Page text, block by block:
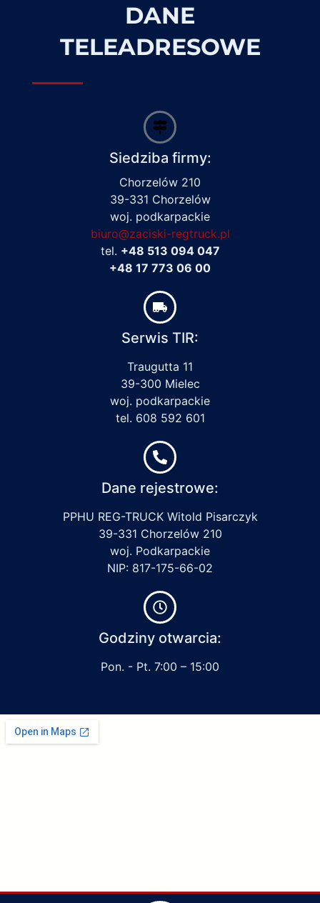
DANE
TELEADRESOWE
Siedziba firmy:
Chorzelów 210
39-331 Chorzelów
woj. podkarpackie
biuro@zaciski-regtruck.pl
tel. +48 513 094 047
+48 17 773 06 00
Serwis TIR:
Traugutta 11
39-300 Mielec
woj. podkarpackie
tel. 608 592 601
Dane rejestrowe:
PPHU REG-TRUCK Witold Pisarczyk
39-331 Chorzelów 210
woj. Podkarpackie
NIP: 817-175-66-02
Godziny otwarcia:
Pon. - Pt. 7:00 – 15:00